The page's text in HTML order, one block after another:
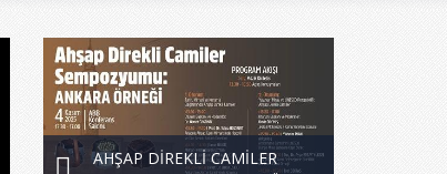
AHŞAP DİREKLİ CAMİLER